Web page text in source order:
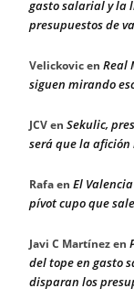
gasto salarial y la
presupuestos de
Velickovicen Real
siguen mirando
JCVen Sekulic,
será que la afición
Rafaen El
pívot cupo que
Javi C Martínezen
del tope en gasto
disparan los